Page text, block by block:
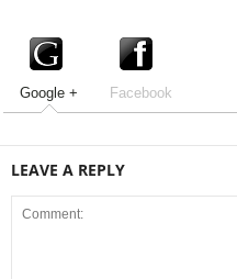
Google + Facebook
LEAVE A REPLY